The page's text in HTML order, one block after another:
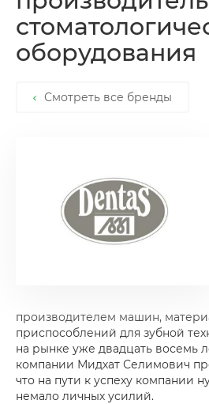
оборудования
Смотреть все бренды
производителем машин,
приспособлений для зубной
на рынке уже двадцать восемь
компании Мидхат Селимович
что на пути к успеху компании
немало личных усилий.